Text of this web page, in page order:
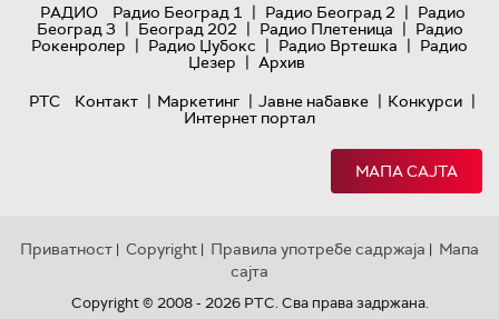
РАДИО
Радио Београд 1 | Радио Београд 2 | Радио
Београд 3 | Београд 202 | Радио Плетеница | Радио
Рокенролер | Радио Џубокс | Радио Вртешка | Радио
Џезер | Архив
РТС
Контакт | Маркетинг | Јавне набавке | Конкурси |
Интернет портал
МАПА САЈТА
Приватност | Copyright | Правила употребе садржаја | Мапа
сајта
Copyright © 2008 - 2026 РТС. Сва права задржана.